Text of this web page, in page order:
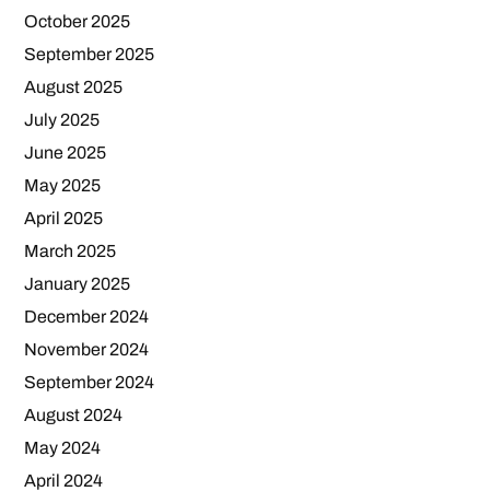
October 2025
September 2025
August 2025
July 2025
June 2025
May 2025
April 2025
March 2025
January 2025
December 2024
November 2024
September 2024
August 2024
May 2024
April 2024